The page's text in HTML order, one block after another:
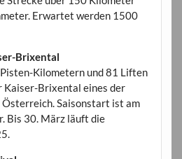
Erwartet werden 1500
Brixental
Kilometern und 81 Liften
Brixental eines der
Saisonstart ist am
Bis 30. März läuft die